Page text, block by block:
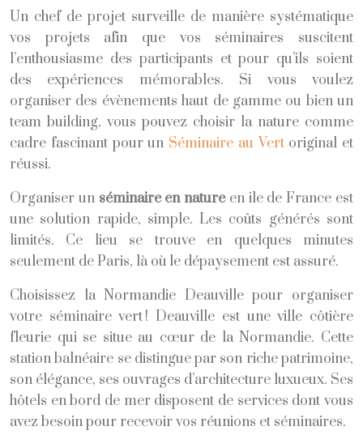
Un chef de projet surveille de manière systématique
vos projets afin que vos séminaires suscitent
l’enthousiasme des participants et pour qu’ils soient
des expériences mémorables. Si vous voulez
organiser des évènements haut de gamme ou bien un
team building, vous pouvez choisir la nature comme
cadre fascinant pour un Séminaire au Vertoriginal et
réussi.
Organiser un séminaire en nature en ile de France est
une solution rapide, simple. Les coûts générés sont
limités. Ce lieu se trouve en quelques minutes
seulement de Paris, là où le dépaysement est assuré.
Choisissez la Normandie Deauville pour organiser
votre séminaire vert ! Deauville est une ville côtière
fleurie qui se situe au cœur de la Normandie. Cette
station balnéaire se distingue par son riche patrimoine,
son élégance, ses ouvrages d’architecture luxueux. Ses
hôtels en bord de mer disposent de services dont vous
avez besoin pour recevoir vos réunions et séminaires.